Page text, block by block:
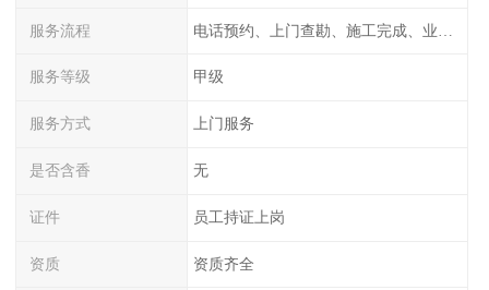
服务流程
服务等级 甲级
服务方式 上门服务
是否含香 无
证件 员工持证上岗
资质 资质齐全